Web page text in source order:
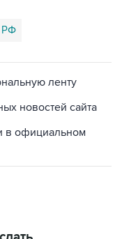
ленту
новостей сайта
в официальном